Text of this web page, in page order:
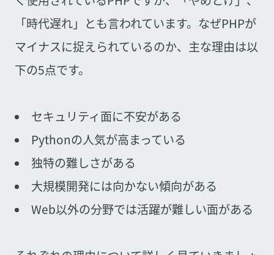
「時代遅れ」とも言われています。なぜPHPが
マイナスに捉えられているのか、主な理由は以
下の5点です。
セキュリティ面に不安がある
Pythonの人気が高まっている
独特の難しさがある
大規模開発には向かない傾向がある
Web以外の分野では活躍が難しい面がある